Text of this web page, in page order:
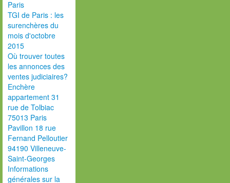
Paris
TGI de Paris : les
surenchères du
mois d'octobre
2015
Où trouver toutes
les annonces des
ventes judiciaires?
Enchère
appartement 31
rue de Tolbiac
75013 Paris
Pavillon 18 rue
Fernand Pelloutier
94190 Villeneuve-
Saint-Georges
Informations
générales sur la